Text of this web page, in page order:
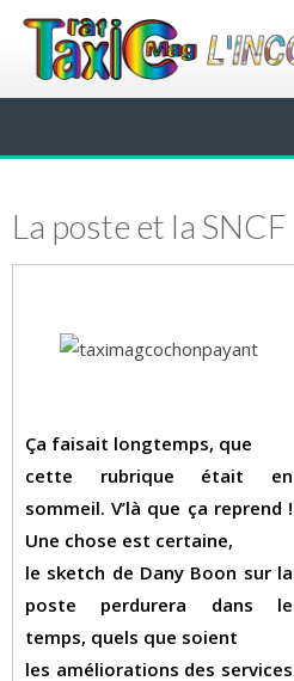
La poste et la SNCF
Ça faisait longtemps, que
cette rubrique était en
sommeil. V’là que ça reprend !
Une chose est certaine,
le sketch de Dany Boon sur la
poste perdurera dans le
temps, quels que soient
les améliorations des services